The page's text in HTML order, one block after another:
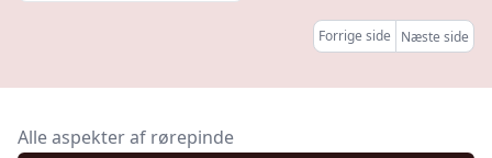
Forrige side Næste side
Alle aspekter af rørepinde